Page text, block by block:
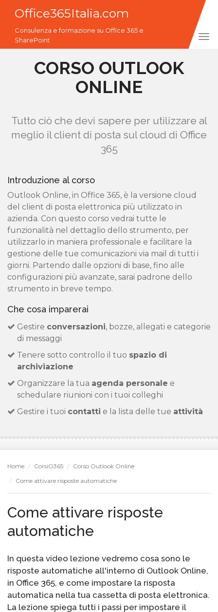
Office365Italia.com
Consulenza e formazione su Office 365 e
SharePoint
CORSO OUTLOOK
ONLINE
Tutto ciò che devi sapere per utilizzare al
meglio il client di posta sul cloud di Office
365
Introduzione al corso
Outlook Online, in Office 365, è la versione cloud
del client di posta elettronica più utilizzato in
azienda. Con questo corso vedrai tutte le
funzionalità nel dettaglio dello strumento, per
utilizzarlo in maniera professionale e facilitare la
gestione delle tue comunicazioni via mail di tutti i
giorni. Partendo dalle opzioni di base, fino alle
configurazioni più avanzate, sarai padrone dello
strumento in breve tempo.
Che cosa imparerai
Gestire conversazioni, bozze, allegati e categorie
di messaggi
Tenere sotto controllo il tuo spazio di
archiviazione
Organizzare la tua agenda personale e
schedulare riunioni con i tuoi colleghi
Gestire i tuoi contatti e la lista delle tue attività
Home CorsiO365
Corso Outlook Online
Come attivare risposte automatiche
Come attivare risposte
automatiche
In questa video lezione vedremo cosa sono le
risposte automatiche all'interno di Outlook Online,
in Office 365, e come impostare la risposta
automatica nella tua cassetta di posta elettronica.
La lezione spiega tutti i passi per impostare il